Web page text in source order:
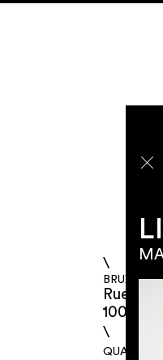
\
BRUXELAS
Rue aux
1000
\
QUARTA À